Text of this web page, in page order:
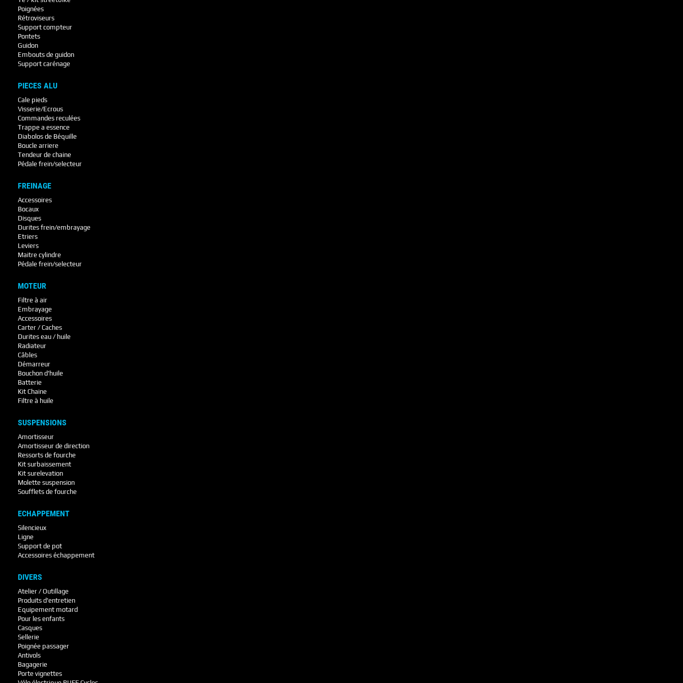
Poignées
Rétroviseurs
Support compteur
Pontets
Guidon
Embouts de guidon
Support carénage
PIECES ALU
Cale pieds
Visserie/Ecrous
Commandes reculées
Trappe a essence
Diabolos de Béquille
Boucle arriere
Tendeur de chaine
Pédale frein/selecteur
FREINAGE
Accessoires
Bocaux
Disques
Durites frein/embrayage
Etriers
Leviers
Maitre cylindre
Pédale frein/selecteur
MOTEUR
Filtre à air
Embrayage
Accessoires
Carter / Caches
Durites eau / huile
Radiateur
Câbles
Démarreur
Bouchon d'huile
Batterie
Kit Chaine
Filtre à huile
SUSPENSIONS
Amortisseur
Amortisseur de direction
Ressorts de fourche
Kit surbaissement
Kit surelevation
Molette suspension
Soufflets de fourche
ECHAPPEMENT
Silencieux
Ligne
Support de pot
Accessoires échappement
DIVERS
Atelier / Outillage
Produits d'entretien
Equipement motard
Pour les enfants
Casques
Sellerie
Poignée passager
Antivols
Bagagerie
Porte vignettes